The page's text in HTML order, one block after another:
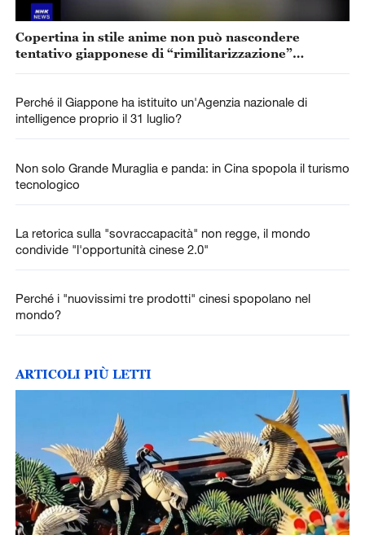
Copertina in stile anime non può nascondere
tentativo giapponese di “rimilitarizzazione”
Perché il Giappone ha istituito un'Agenzia nazionale di
intelligence proprio il 31 luglio?
Non solo Grande Muraglia e panda: in Cina spopola il turismo
tecnologico
La retorica sulla "sovraccapacità" non regge, il mondo
condivide "l'opportunità cinese 2.0"
Perché i "nuovissimi tre prodotti" cinesi spopolano nel
mondo?
ARTICOLI PIÙ LETTI